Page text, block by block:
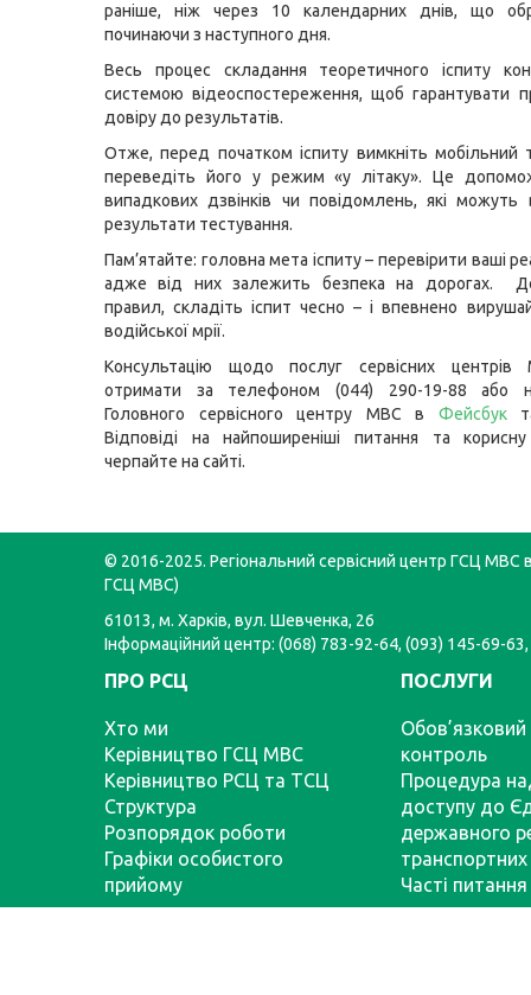
раніше, ніж через 10 календарних днів, що
починаючи з наступного дня.
Весь процес складання теоретичного іспиту
системою відеоспостереження, щоб гарантувати
довіру до результатів.
Отже, перед початком іспиту вимкніть мобільний
переведіть його у режим «у літаку». Це
випадкових дзвінків чи повідомлень, які можуть
результати тестування.
Пам’ятайте: головна мета іспиту – перевірити ваші
адже від них залежить безпека на дорогах.
правил, складіть іспит чесно – і впевнено
водійської мрії.
Консультацію щодо послуг сервісних
отримати за телефоном (044) 290-19-88 або
Головного сервісного центру МВС в Фейсбук
Відповіді на найпоширеніші питання та
черпайте на сайті.
© 2016-2025. Регіональний сервісний центр ГСЦ МВС в
ГСЦ МВС)
61013, м. Харків, вул. Шевченка, 26
Інформаційний центр: (068) 783-92-64, (093) 145-69-
ПРО РСЦ
Хто ми
Керівництво ГСЦ МВС
Керівництво РСЦ та ТСЦ
Структура
Розпорядок роботи
Графіки особистого
прийому
ПОСЛУГИ
Обов’язковий
контроль
Процедура
доступу до
державного
транспортних
Часті питання